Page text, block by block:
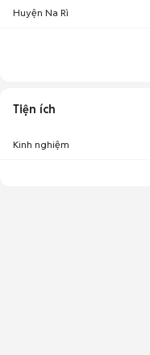
Huyện Na Rì
Tiện ích
Kinh nghiệm